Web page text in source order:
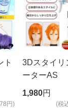
ト
円)
3Dスタイリ
ーターAS
ビッグサイ
1,980円
(税